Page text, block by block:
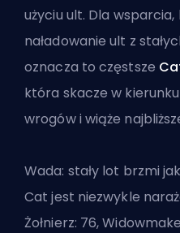
użyciu ult. Dla
naładowanie ult z
oznacza to częstsze
która skacze w
wrogów i wiąże
Wada: stały lot brzmi
Cat jest niezwykle
Żołnierz: 76,